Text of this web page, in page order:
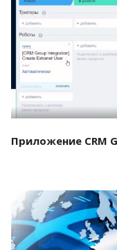
Приложение CRM